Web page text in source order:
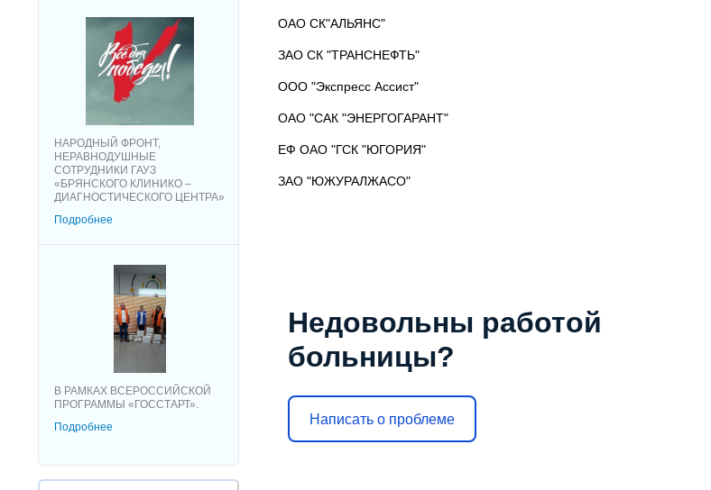
НАРОДНЫЙ ФРОНТ,
НЕРАВНОДУШНЫЕ
СОТРУДНИКИ ГАУЗ
«БРЯНСКОГО КЛИНИКО –
ДИАГНОСТИЧЕСКОГО ЦЕНТРА»
Подробнее
В РАМКАХ ВСЕРОССИЙСКОЙ
ПРОГРАММЫ «ГОССТАРТ».
Подробнее
ОАО СК"АЛЬЯНС"
ЗАО СК "ТРАНСНЕФТЬ"
ООО "Экспресс Ассист"
ОАО "САК "ЭНЕРГОГАРАНТ"
ЕФ ОАО "ГСК "ЮГОРИЯ"
ЗАО "ЮЖУРАЛЖАСО"
Недовольны работой
больницы?
Написать о проблеме